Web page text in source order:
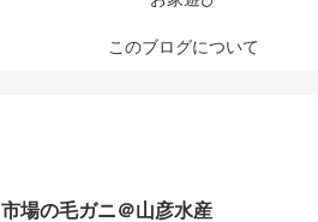
このブログについて
市場の毛ガニ＠山彦水産